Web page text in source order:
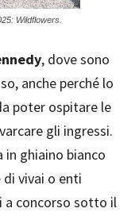
Wildflowers.
, dove sono
anche perché lo
poter ospitare le
gli ingressi.
in ghiaino bianco
vivai o enti
a concorso sotto il